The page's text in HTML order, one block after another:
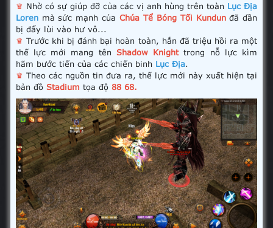
♛ Nhờ có sự giúp đỡ của các vị anh hùng trên toàn Lục Địa
Lorenmà sức mạnh củaChúa Tể Bóng Tối Kundunđã dần
bị đẩy lùi vào hư vô...
♛ Trước khi bị đánh bại hoàn toàn, hắn đã triệu hồi ra một
thế lực mới mang tên Shadow Knighttrong nỗ lực kìm
hãm bước tiến của các chiến binh Lục Địa.
♛ Theo các nguồn tin đưa ra, thế lực mới này xuất hiện tại
bản đồ Stadium tọa độ 88 68.